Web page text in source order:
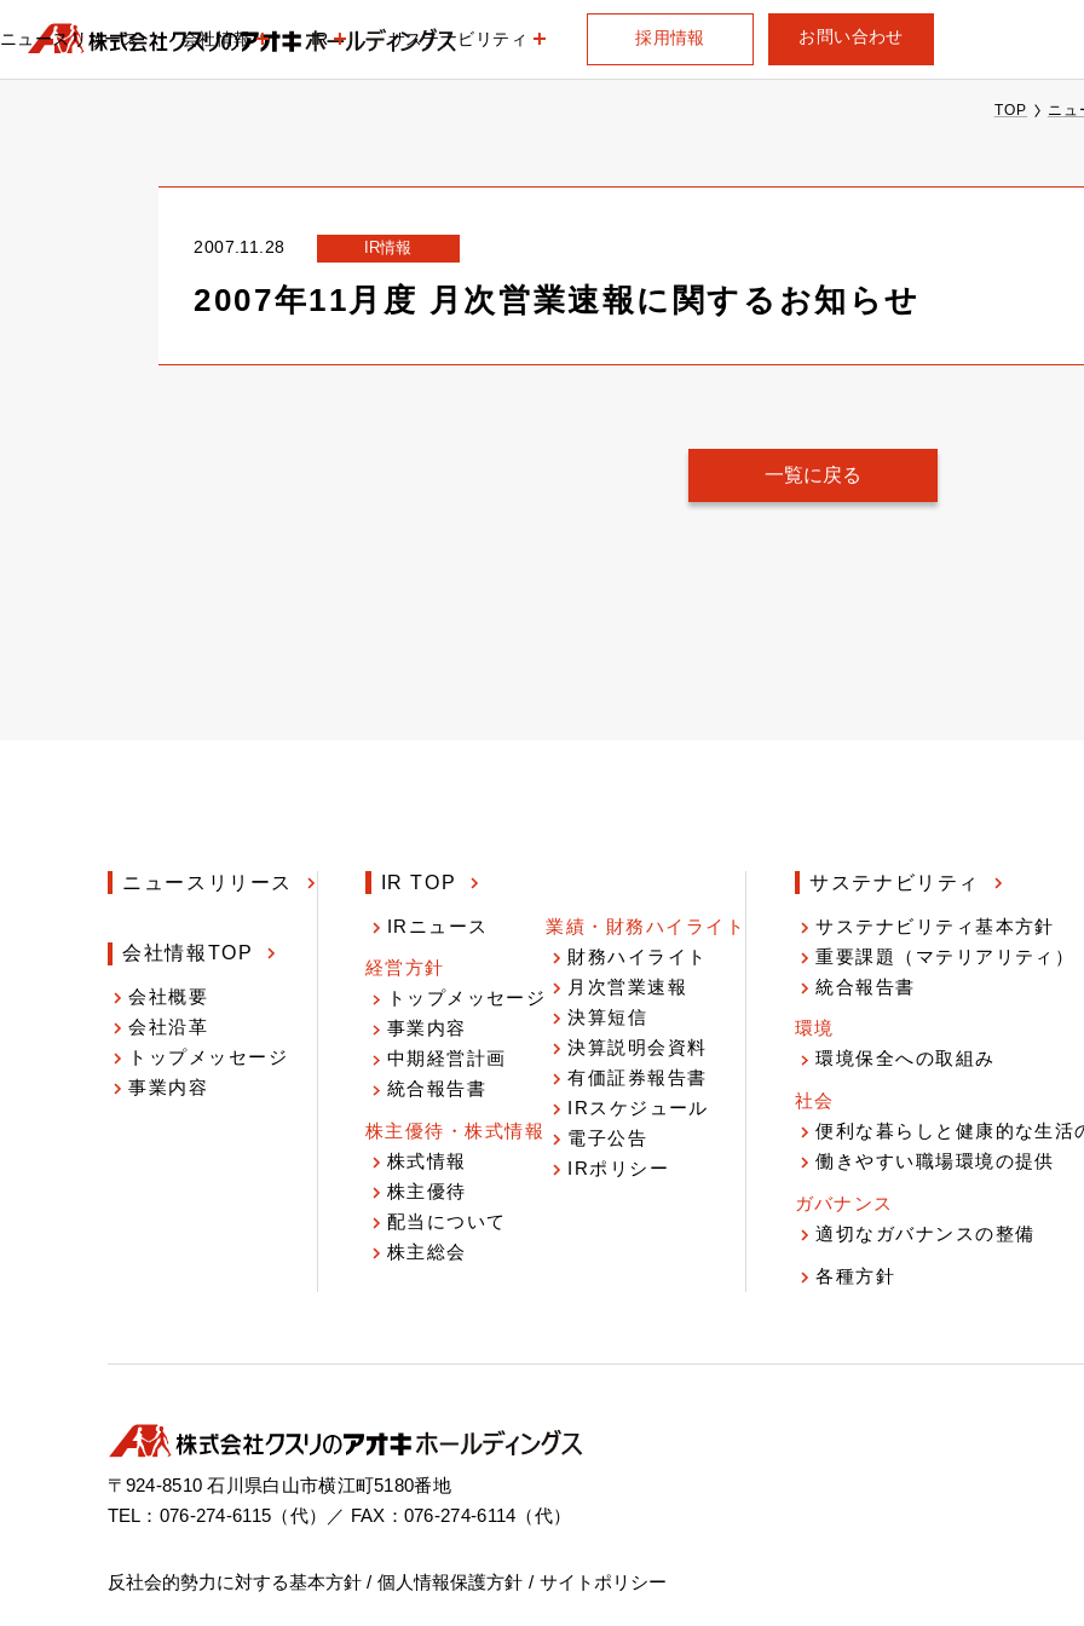
ニュースリリース 会社情報 IR サステナビリティ 採用情報 お問い合わせ
TOP ニュ
2007.11.28 IR情報
2007年11月度 月次営業速報に関するお知らせ
一覧に戻る
ニュースリリース
会社情報TOP
会社概要
会社沿革
トップメッセージ
事業内容
IR TOP
IRニュース
経営方針
トップメッセージ
事業内容
中期経営計画
統合報告書
株主優待・株式情報
株式情報
株主優待
配当について
株主総会
業績・財務ハイライト
財務ハイライト
月次営業速報
決算短信
決算説明会資料
有価証券報告書
IRスケジュール
電子公告
IRポリシー
サステナビリティ
サステナビリティ基本方針
重要課題（マテリアリティ）
統合報告書
環境
環境保全への取組み
社会
便利な暮らしと健康的な生活
働きやすい職場環境の提供
ガバナンス
適切なガバナンスの整備
各種方針
〒924-8510 石川県白山市横江町5180番地
TEL：076-274-6115（代）／ FAX：076-274-6114（代）
反社会的勢力に対する基本方針 個人情報保護方針 サイトポリシー